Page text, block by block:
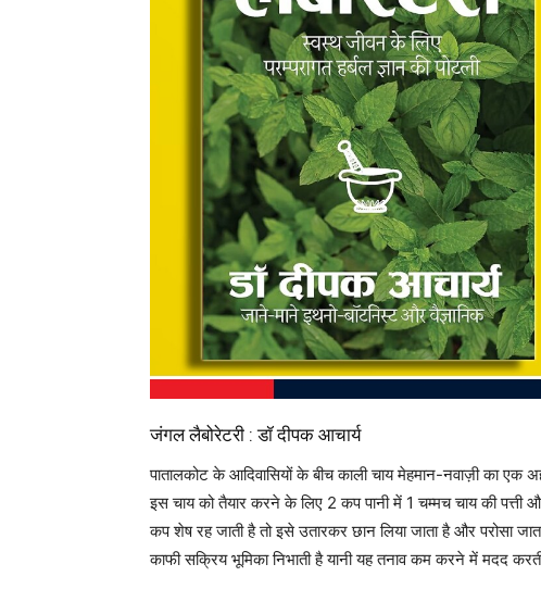
जंगल लैबोरेटरी : डॉ दीपक आचार्य
पातालकोट के आदिवासियों के बीच काली चाय मेहमान-नवाज़ी का एक
इस चाय को तैयार करने के लिए 2 कप पानी में 1 चम्मच चाय की
कप शेष रह जाती है तो इसे उतारकर छान लिया जाता है और परोसा
काफी सक्रिय भूमिका निभाती है यानी यह तनाव कम करने में मदद